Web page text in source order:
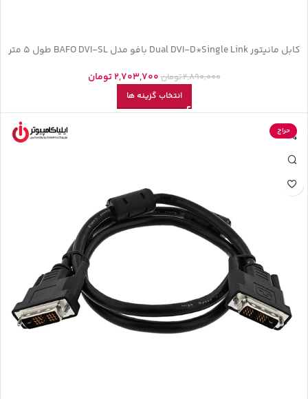
کابل مانیتور Dual DVI-D*Single Link بافو مدل BAFO DVI-SL طول 5 متر
2,890,000تومان2,703,700 تومان
انتخاب گزینه ها
حراج